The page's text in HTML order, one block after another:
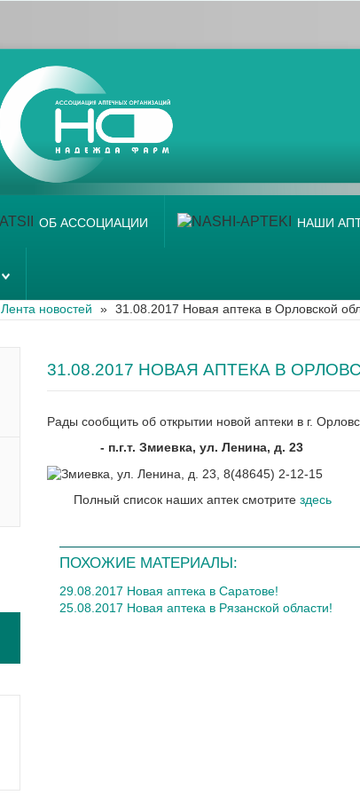
ОБ АССОЦИАЦИИ НАШИ
Лента новостей » 31.08.2017 Новая аптека в Орловской
31.08.2017 НОВАЯ АПТЕКА В
Рады сообщить об открытии новой аптеки в г.
- п.г.т. Змиевка, ул. Ленина, д. 23
Полный список наших аптек смотрите здесь
ПОХОЖИЕ МАТЕРИАЛЫ:
29.08.2017 Новая аптека в Саратове!
25.08.2017 Новая аптека в Рязанской области!